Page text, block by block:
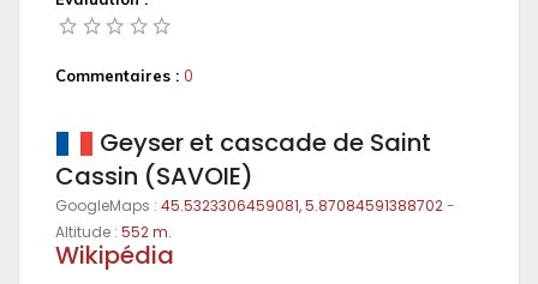
Commentaires : 0
Geyser et cascade de Saint
Cassin (SAVOIE)
GoogleMaps : 45.5323306459081, 5.87084591388702-
Altitude : 552 m.
Wikipédia